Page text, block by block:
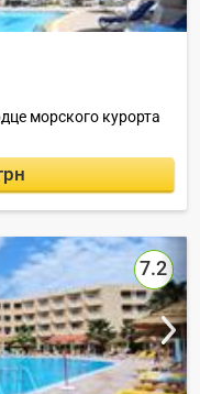
морского курорта
7.2